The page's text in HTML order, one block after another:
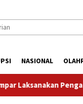
NASIONAL
dan